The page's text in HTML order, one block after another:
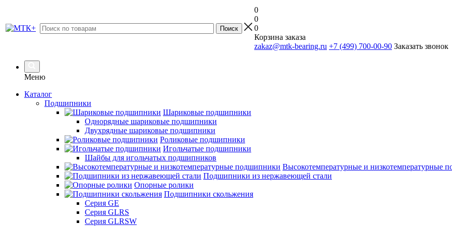
0
0
0
Корзина заказа
zakaz@mtk-bearing.ru +7 (499) 700-00-90 Заказать звонок
Меню
Каталог
Подшипники
Шариковые подшипники
Однорядные шариковые подшипники
Двухрядные шариковые подшипники
Роликовые подшипники
Игольчатые подшипники
Шайбы для игольчатых подшипников
Высокотемпературные и низкотемпературные
Подшипники из нержавеющей стали
Опорные ролики
Подшипники скольжения
Серия GE
Серия GLRS
Серия GLRSW